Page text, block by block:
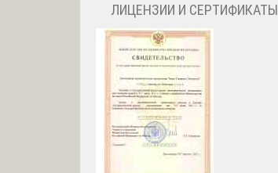
ЛИЦЕНЗИИ И СЕРТИФИКАТЫ